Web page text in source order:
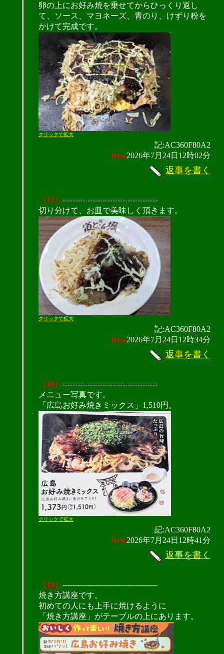
卵の上にお好み焼を乗せてからひっくり返し
て、ソース、マヨネーズ、青のり、けずり粉を
かけて完成です。
クリックで拡大
記:AC360F80A2
New2026年7月24日12時02分
返事を書く
（17） --------------------------------------
切り分けて、お皿で美味しく頂きます。
クリックで拡大
記:AC360F80A2
New2026年7月24日12時34分
返事を書く
（18） --------------------------------------
メニュー写真です。
「広島お好み焼きミックス」1,510円。
クリックで拡大
記:AC360F80A2
New2026年7月24日12時41分
返事を書く
（19） --------------------------------------
焼き方講座です。
初めての人にも上手に焼けるように
「焼き方講座」がテーブルの上にあります。